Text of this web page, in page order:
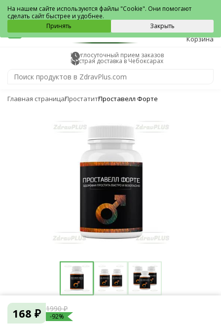
Чебоксары
0
Корзина
Круглосуточный прием заказов
Быстрая доставка в Чебоксарах
Главная страницаПростатитПроставелл Форте
168 ₽ 1990 ₽
-92%
На нашем сайте используются файлы "Cookie". Они помогают
сделать сайт быстрее и удобнее.
Принять
Закрыть